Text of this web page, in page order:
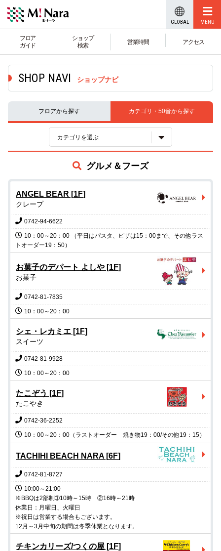
GLOBAL
フロア
ガイド
ショップ
検索
営業時間 アクセス
ショップナビ
フロアから探す カテゴリ・50音から探す
カテゴリを選ぶ
グルメ＆フーズ
ANGEL BEAR [1F]
クレープ
0742-94-6622
10：00～20：00 （平日はパスタ、ピザは15：00まで、その他ラス
トオーダー19：50）
お菓子のデパート よしや [1F]
お菓子
0742-81-7835
10：00～20：00
シェ・レカミエ [1F]
スイーツ
0742-81-9928
たこぞう [1F]
たこやき
0742-36-2252
TACHIHI BEACH NARA [6F]
0742-81-8727
10:00～21:00
※BBQは2部制➀10時～15時　②16時～21時
休業日：月曜日、火曜日
※祝日は営業する場合もございます。
12月～3月中旬の期間は冬季休業となります。
チキンカリーズ/つくの屋 [1F]